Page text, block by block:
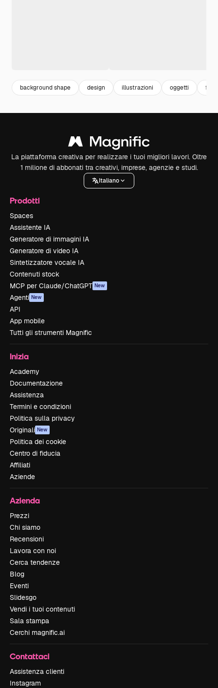
background shape design illustrazioni oggetti
La piattaforma creativa per realizzare i tuoi migliori lavori. Oltre
1 milione di abbonati tra creativi, imprese, agenzie e studi.
Italiano
Prodotti
Spaces
Assistente IA
Generatore di immagini IA
Generatore di video IA
Sintetizzatore vocale IA
Contenuti stock
MCP per Claude/ChatGPT New
Agenti New
API
App mobile
Tutti gli strumenti Magnific
Inizia
Academy
Documentazione
Assistenza
Termini e condizioni
Politica sulla privacy
Originali New
Politica dei cookie
Centro di fiducia
Affiliati
Aziende
Azienda
Prezzi
Chi siamo
Recensioni
Lavora con noi
Cerca tendenze
Blog
Eventi
Slidesgo
Vendi i tuoi contenuti
Sala stampa
Cerchi magnific.ai
Contattaci
Assistenza clienti
Instagram